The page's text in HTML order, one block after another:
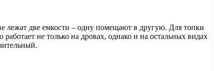
лежат две емкости – одну помещают в другую. Для топки
не только на дровах, однако и на остальных видах